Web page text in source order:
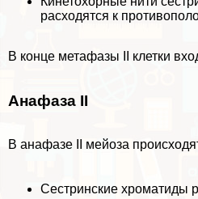
расходятся к
В конце метафазы II клетки
Анафаза II
В анафазе II мейоза
Сестринские хроматиды